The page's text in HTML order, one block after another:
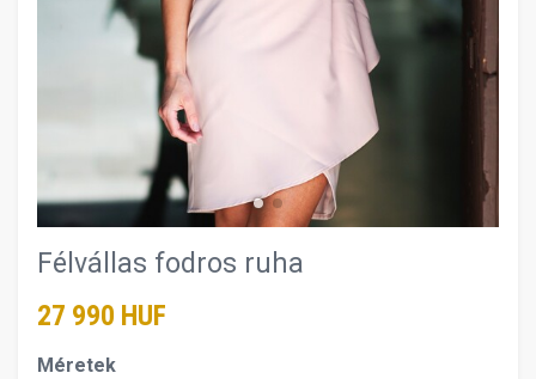
Félvállas fodros ruha
27 990 HUF
Méretek